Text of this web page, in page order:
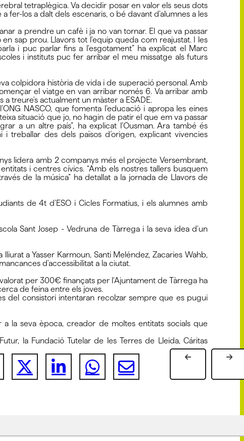
tetraplègica. Va decidir posar en valor els seus dots
fer-los a dalt dels escenaris, o bé davant d'alumnes a les
a prendre un cafè i ja no van tornar. El que va passar
sap prou. Llavors tot l'equip queda com reajustat. I les
i puc parlar fins a l'esgotament” ha explicat el Marc
i instituts puc fer arribar el meu missatge als futurs
colpidora història de vida i de superació personal. Amb
el viatge en van arribar només 6. Va arribar amb
a treure's actualment un màster a ESADE.
NASCO, que fomenta l’educació i apropa les eines
situació que jo, no hagin de patir el que em va passar
a un altre país”, ha explicat l’Ousman. Ara també és
treballar des dels països d’origen, explicant vivencies
lidera amb 2 companys més el projecte Versembrant,
i centres cívics. “Amb els nostres tallers busquem
de la música” ha detallat a la jornada de Llavors de
de 4t d’ESO i Cicles Formatius, i els alumnes amb
Sant Josep - Vedruna de Tàrrega i la seva idea d'un
a Yasser Karmoun, Santi Meléndez, Zacaries Wahb,
d'accessibilitat a la ciutat.
valorat per 300€ finançats per l'Ajuntament de Tàrrega ha
de feina entre els joves.
del consistori intentaran recolzar sempre que es pugui
la seva època, creador de moltes entitats socials que
la Fundació Tutelar de les Terres de Lleida, Cáritas